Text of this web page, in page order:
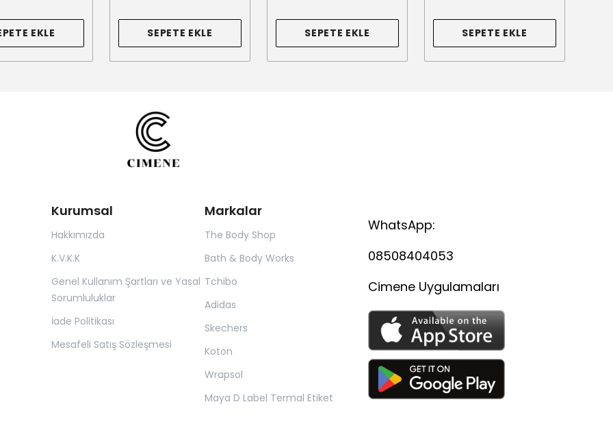
EKLE SEPETE EKLE SEPETE EKLE SEPETE EKLE
Kurumsal
Hakkımızda
K.V.K.K
Genel Kullanım Şartları ve Yasal
Sorumluluklar
İade Politikası
Mesafeli Satış Sözleşmesi
Markalar
The Body Shop
Bath & Body Works
Tchibo
Adidas
Skechers
Koton
Wrapsol
Maya D Label Termal Etiket
WhatsApp:
08508404053
Cimene Uygulamaları